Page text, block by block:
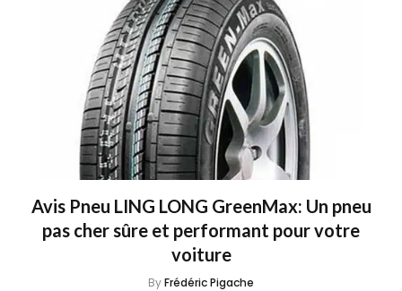
Avis Pneu LING LONG GreenMax: Un pneu
pas cher sûre et performant pour votre
voiture
ByFrédéric Pigache